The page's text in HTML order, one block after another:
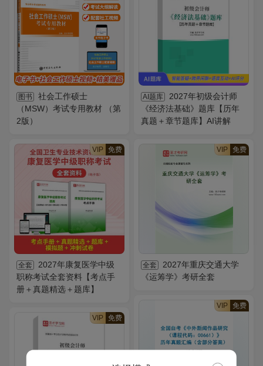
图书
社会工作硕士
（MSW）考试专用教材 （第
2版）
AI题库
2027年初级会计师
《经济法基础》题库【历年
真题＋章节题库】AI讲解
VIP 免费
全套
2027年康复医学中级
职称考试全套资料【考点手
册＋真题精选＋题库】
VIP 免费
全套
2027年重庆交通大学
《运筹学》考研全套
VIP 免费
VIP 免费